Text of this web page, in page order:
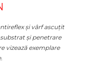
și vârf ascuțit
și penetrare
vizează exemplare